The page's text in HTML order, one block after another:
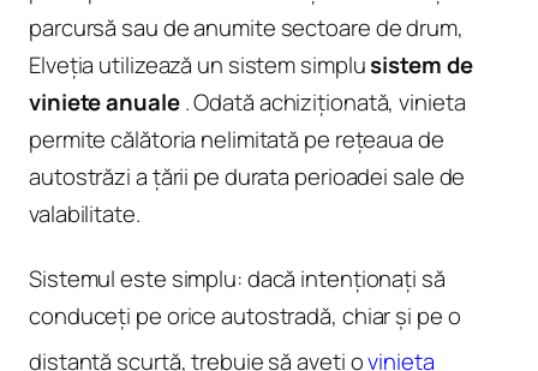
parcursă sau de anumite sectoare de drum,
Elveția utilizează un sistem simplusistem de
viniete anuale . Odată achiziționată, vinieta
permite călătoria nelimitată pe rețeaua de
autostrăzi a țării pe durata perioadei sale de
valabilitate.
Sistemul este simplu: dacă intenționați să
conduceți pe orice autostradă, chiar și pe o
distanță scurtă, trebuie să aveți ovinieta